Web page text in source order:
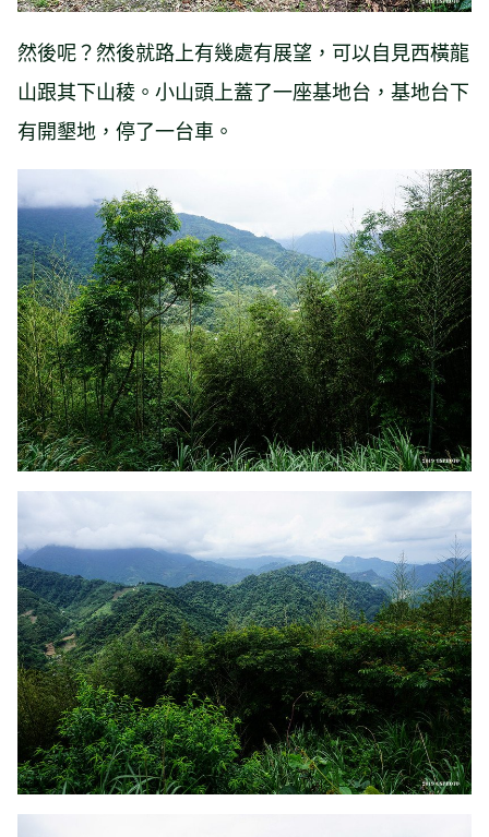
然後呢？然後就路上有幾處有展望，可以自見西橫龍
山跟其下山稜。小山頭上蓋了一座基地台，基地台下
有開墾地，停了一台車。